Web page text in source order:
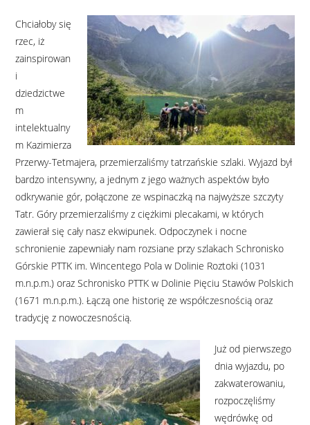
Chciałoby się
rzec, iż
zainspirowan
i
dziedzictwe
m
intelektualny
m Kazimierza
Przerwy-Tetmajera, przemierzaliśmy tatrzańskie szlaki. Wyjazd był
bardzo intensywny, a jednym z jego ważnych aspektów było
odkrywanie gór, połączone ze wspinaczką na najwyższe szczyty
Tatr. Góry przemierzaliśmy z ciężkimi plecakami, w których
zawierał się cały nasz ekwipunek. Odpoczynek i nocne
schronienie zapewniały nam rozsiane przy szlakach Schronisko
Górskie PTTK im. Wincentego Pola w Dolinie Roztoki (1031
m.n.p.m.) oraz Schronisko PTTK w Dolinie Pięciu Stawów Polskich
(1671 m.n.p.m.). Łączą one historię ze współczesnością oraz
tradycję z nowoczesnością.
Już od pierwszego
dnia wyjazdu, po
zakwaterowaniu,
rozpoczęliśmy
wędrówkę od